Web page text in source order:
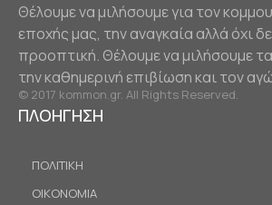
Θέλουμε να μιλήσουμε για τον
εποχής μας, την αναγκαία αλλά όχι
προοπτική. Θέλουμε να μιλήσουμε
την καθημερινή επιβίωση και τον
© 2017 kommon.gr. All Rights Reserved.
ΠΛΟΗΓΗΣΗ
ΠΟΛΙΤΙΚΗ
ΟΙΚΟΝΟΜΙΑ